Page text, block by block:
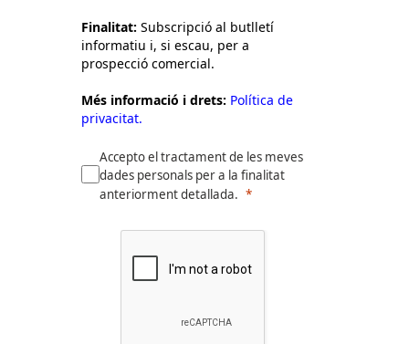
Finalitat: Subscripció al butlletí
informatiu i, si escau, per a
prospecció comercial.
Més informació i drets: Política de
privacitat.
Accepto el tractament de les meves
dades personals per a la finalitat
anteriorment detallada.